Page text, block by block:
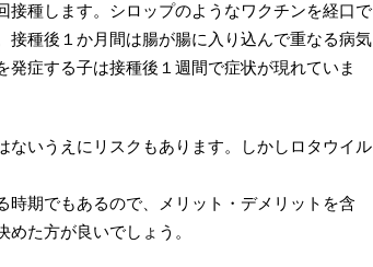
接種します。シロップのようなワクチンを経口で
接種後１か月間は腸が腸に入り込んで重なる病気
発症する子は接種後１週間で症状が現れていま
ないうえにリスクもあります。しかしロタウイル
期でもあるので、メリット・デメリットを含
た方が良いでしょう。